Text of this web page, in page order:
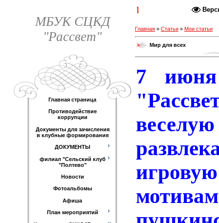
МБУК СЦКД
"Рассвет"
Главная страница
Противодействие
коррупции
Документы для зачисления
в клубные формирования
ДОКУМЕНТЫ
филиал "Сельский клуб
"Полтево"
Новости
Фотоальбомы
Афиша
План мероприятий
Каталог статей
Главная » Статьи » Мои статьи
Мир для всех
7
веселую